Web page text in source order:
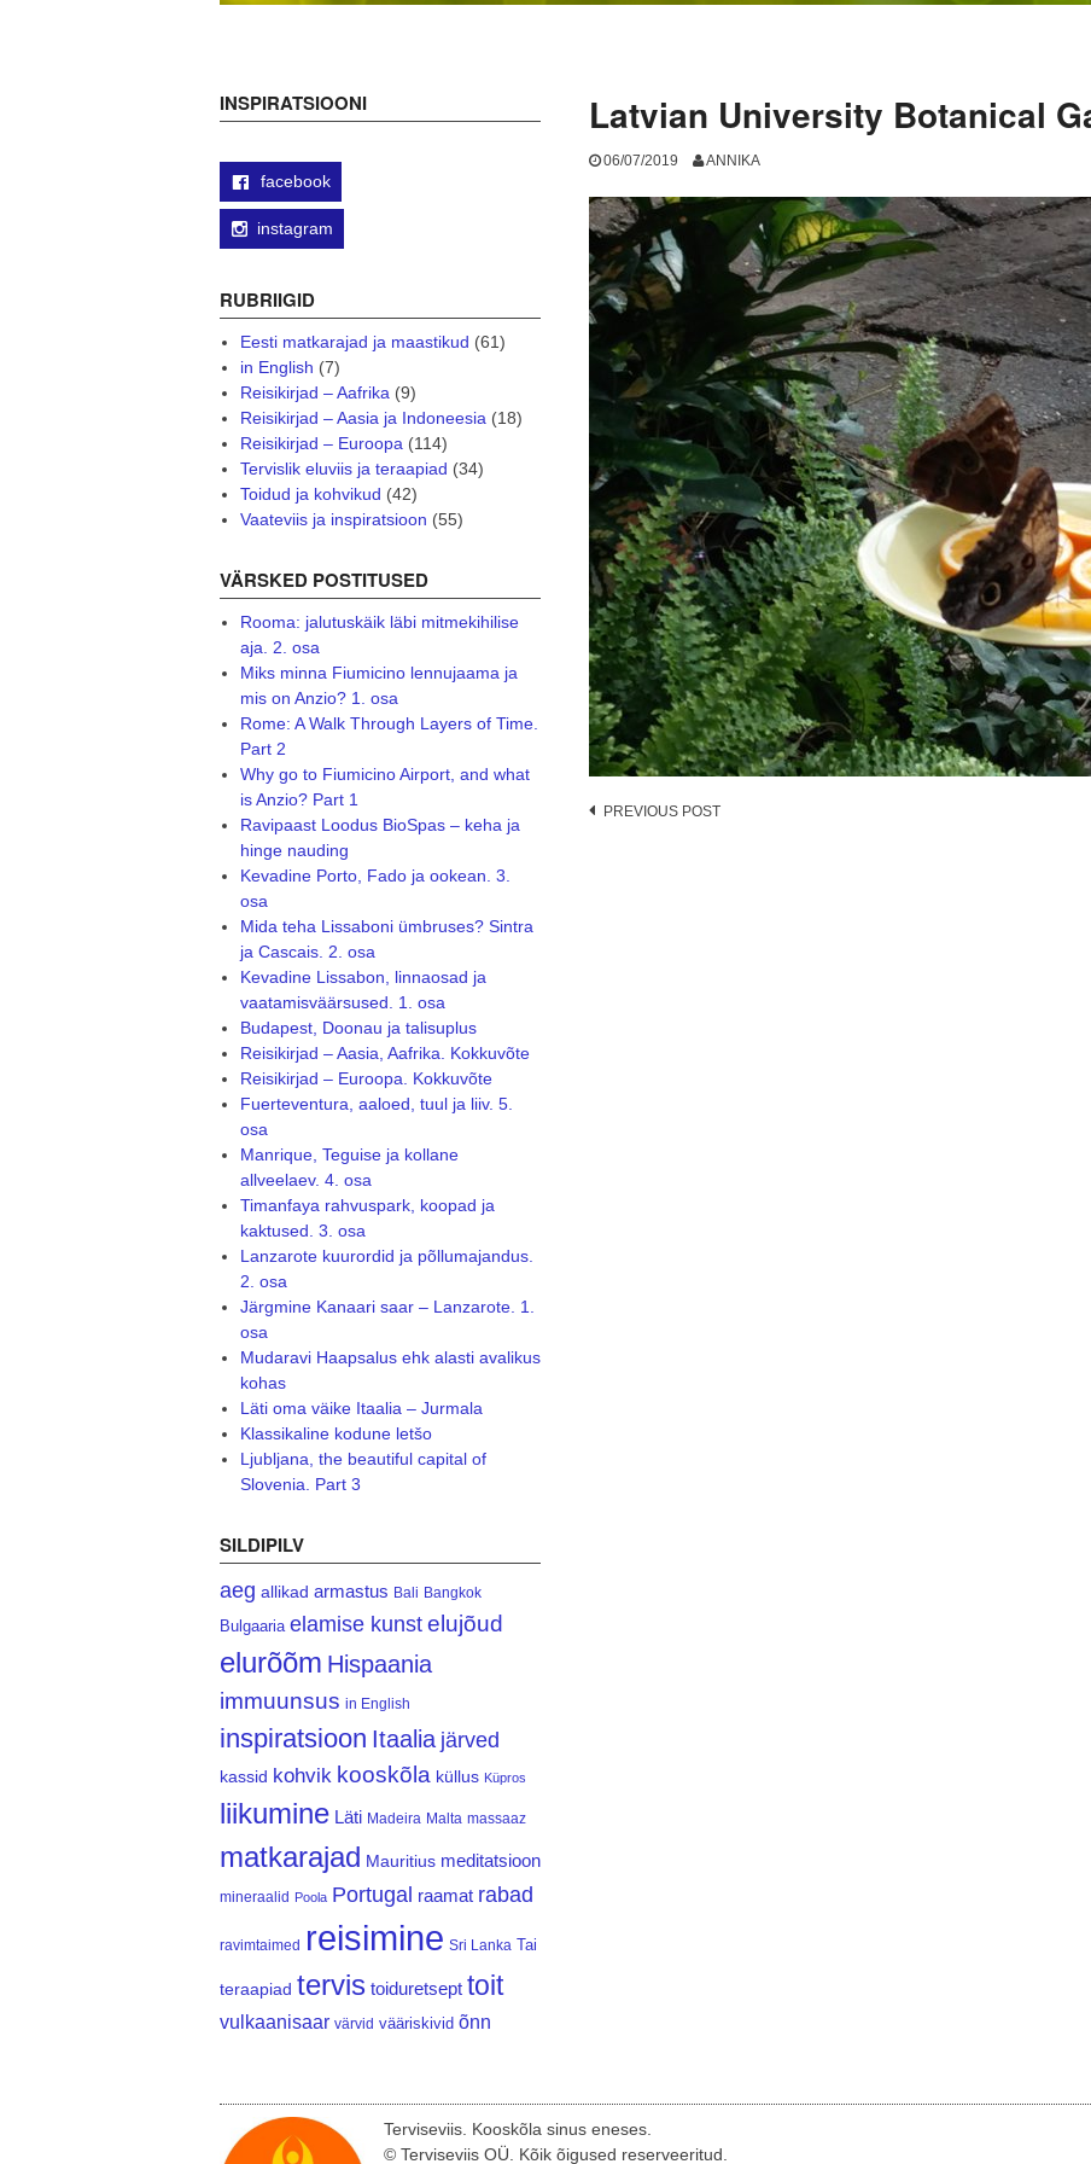
Latvian University Botanical
06/07/2019 ANNIKA
Post
PREVIOUS POST
INSPIRATSIOONI
facebook
instagram
RUBRIIGID
Eesti matkarajad ja maastikud (61)
in English (7)
Reisikirjad – Aafrika(9)
Reisikirjad – Aasia ja Indoneesia(18)
Reisikirjad – Euroopa(114)
Tervislik eluviis ja teraapiad (34)
Toidud ja kohvikud (42)
Vaateviis ja inspiratsioon (55)
VÄRSKED POSTITUSED
Rooma: jalutuskäik läbi mitmekihilise
aja. 2. osa
Miks minna Fiumicino lennujaama ja
mis on Anzio? 1. osa
Rome: A Walk Through Layers of Time.
Part 2
Why go to Fiumicino Airport, and what
is Anzio? Part 1
Ravipaast Loodus BioSpas – keha ja
hinge nauding
Kevadine Porto, Fado ja ookean. 3.
osa
Mida teha Lissaboni ümbruses? Sintra
ja Cascais. 2. osa
Kevadine Lissabon, linnaosad ja
vaatamisväärsused. 1. osa
Budapest, Doonau ja talisuplus
Reisikirjad – Aasia, Aafrika. Kokkuvõte
Reisikirjad – Euroopa. Kokkuvõte
Fuerteventura, aaloed, tuul ja liiv. 5.
osa
Manrique, Teguise ja kollane
allveelaev. 4. osa
Timanfaya rahvuspark, koopad ja
kaktused. 3. osa
Lanzarote kuurordid ja põllumajandus.
2. osa
Järgmine Kanaari saar – Lanzarote. 1.
osa
Mudaravi Haapsalus ehk alasti avalikus
kohas
Läti oma väike Itaalia – Jurmala
Klassikaline kodune letšo
Ljubljana, the beautiful capital of
Slovenia. Part 3
SILDIPILV
aeg allikad armastus Bali Bangkok
Bulgaaria elamise kunst elujõud
elurõõm Hispaania
immuunsus in English
inspiratsioon Itaalia järved
kassid kohvik kooskõla küllus Küpros
liikumine Läti Madeira Malta massaaz
matkarajad Mauritius meditatsioon
mineraalid Poola Portugal raamat rabad
ravimtaimed reisimine Sri Lanka Tai
teraapiad tervis toiduretsept toit
vulkaanisaar värvid vääriskivid õnn
Terviseviis. Kooskõla sinus eneses.
© Terviseviis OÜ. Kõik õigused reserveeritud.